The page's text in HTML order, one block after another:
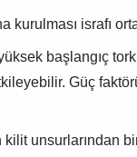
kurulması israfı
başlangıç
Güç
unsurlarından